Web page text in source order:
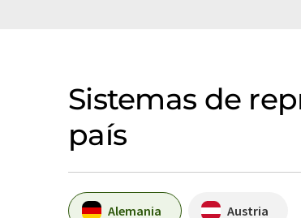
Sistemas de
país
Alemania Austria